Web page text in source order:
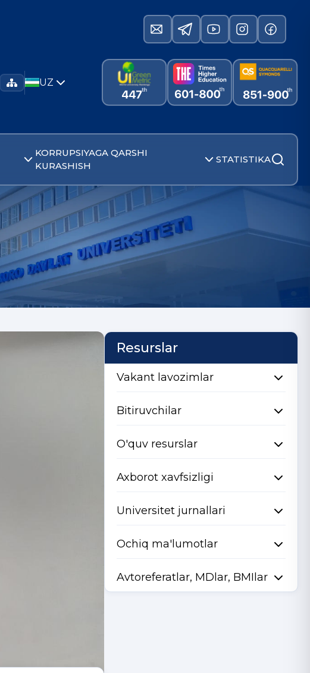
UZ
KORRUPSIYAGA QARSHI
KURASHISH
STATISTIKA
Resurslar
Vakant lavozimlar
Bitiruvchilar
O'quv resurslar
Axborot xavfsizligi
Universitet jurnallari
Ochiq ma'lumotlar
Avtoreferatlar, MDlar, BMIlar